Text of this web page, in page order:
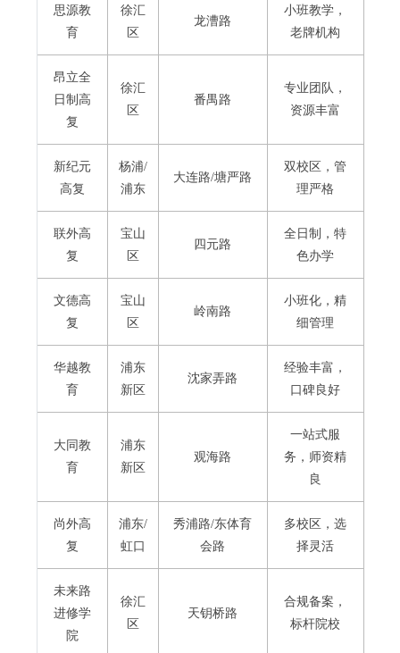
思源教
育
徐汇
区
龙漕路
小班教学，
老牌机构
昂立全
日制高
复
徐汇
区
番禺路
专业团队，
资源丰富
新纪元
高复
杨浦/
浦东
大连路/塘严路
双校区，管
理严格
联外高
复
宝山
区
四元路
全日制，特
色办学
文德高
复
宝山
区
岭南路
小班化，精
细管理
华越教
育
浦东
新区
沈家弄路
经验丰富，
口碑良好
大同教
育
浦东
新区
观海路
一站式服
务，师资精
良
尚外高
复
浦东/
虹口
秀浦路/东体育
会路
多校区，选
择灵活
未来路
进修学
院
徐汇
区
天钥桥路
合规备案，
标杆院校